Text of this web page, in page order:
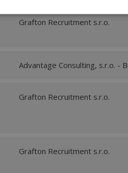
Grafton Recruitment s.r.o.
Advantage Consulting, s.r.o. -
Grafton Recruitment s.r.o.
Grafton Recruitment s.r.o.